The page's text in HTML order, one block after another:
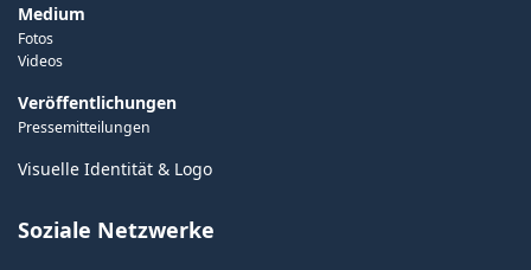
Medium
Fotos
Videos
Veröffentlichungen
Pressemitteilungen
Visuelle Identität & Logo
Soziale Netzwerke